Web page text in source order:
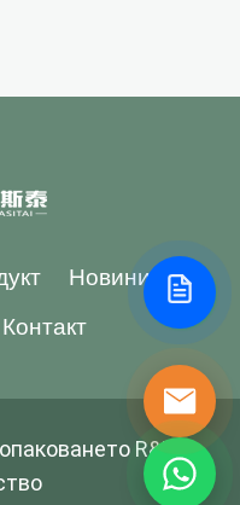
Новини
Контакт
R&D и